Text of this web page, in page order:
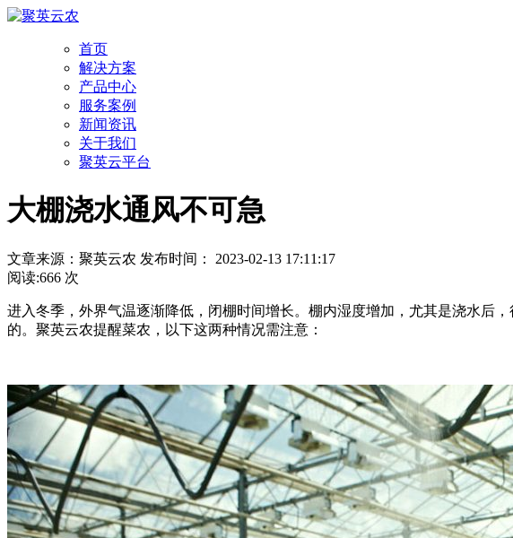
首页
解决方案
产品中心
服务案例
新闻资讯
关于我们
聚英云平台
大棚浇水通风不可急
文章来源：聚英云农 发布时间： 2023-02-13 17:11:17
阅读:666 次
进入冬季，外界气温逐渐降低，闭棚时间增长。棚内湿度增加，尤其是浇水后
的。聚英云农提醒菜农，以下这两种情况需注意：